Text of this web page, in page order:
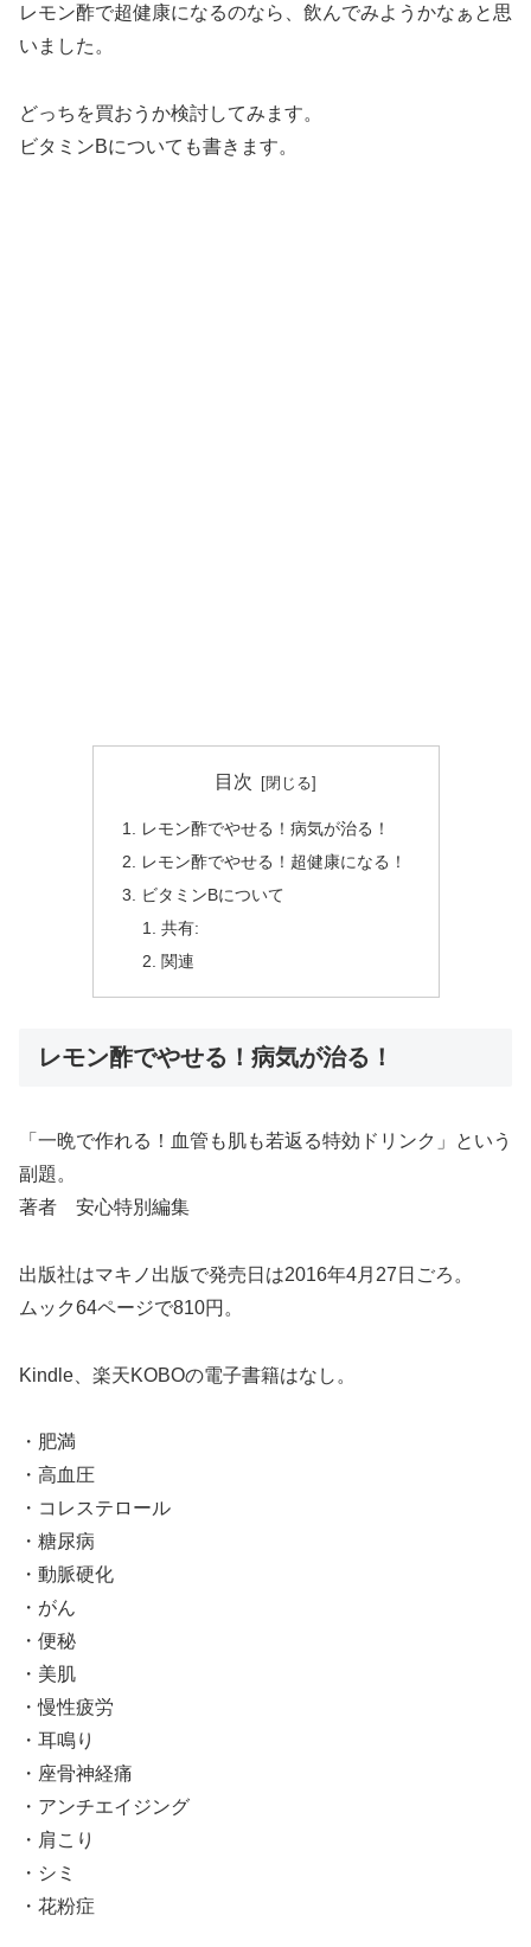
レモン酢で超健康になるのなら、飲んでみようかなぁと思
いました。
どっちを買おうか検討してみます。
ビタミンBについても書きます。
目次
レモン酢でやせる！病気が治る！
レモン酢でやせる！超健康になる！
ビタミンBについて
共有:
関連
レモン酢でやせる！病気が治る！
「一晩で作れる！血管も肌も若返る特効ドリンク」という
副題。
著者 安心特別編集
出版社はマキノ出版で発売日は2016年4月27日ごろ。
ムック64ページで810円。
Kindle、楽天KOBOの電子書籍はなし。
・肥満
・高血圧
・コレステロール
・糖尿病
・動脈硬化
・がん
・便秘
・美肌
・慢性疲労
・耳鳴り
・座骨神経痛
・アンチエイジング
・肩こり
・シミ
・花粉症